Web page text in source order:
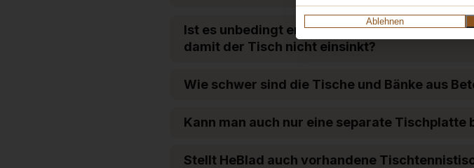
Ablehnen
Ist es unbedingt erforderlich, dass unter dem
damit der Tisch nicht einsinkt?
Wie schwer sind die Tische und Bänke aus
Kann man auch nur eine separate Tischplatte
Stellt HeBlad auch vorhandene